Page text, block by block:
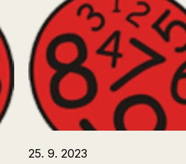
25. 9. 2023